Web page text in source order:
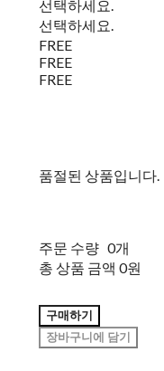
선택하세요.
선택하세요.
FREE
FREE
FREE
품절된 상품입니다.
주문 수량 0개
총 상품 금액 0원
구매하기
장바구니에 담기